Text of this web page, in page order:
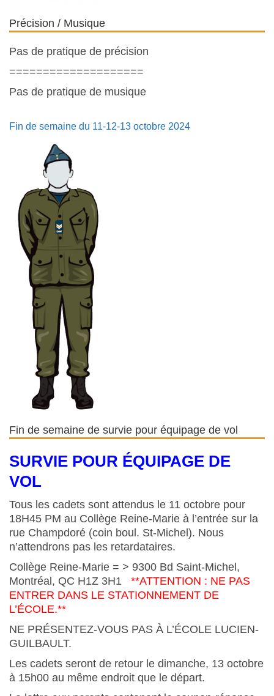
Précision / Musique
Pas de pratique de précision
====================
Pas de pratique de musique
Fin de semaine du 11-12-13 octobre 2024
Fin de semaine de survie pour équipage de vol
SURVIE POUR ÉQUIPAGE DE
VOL
Tous les cadets sont attendus le 11 octobre pour
18H45 PM au Collège Reine-Marie à l’entrée sur la
rue Champdoré (coin boul. St-Michel). Nous
n’attendrons pas les retardataires.
Collège Reine-Marie = > 9300 Bd Saint-Michel,
Montréal, QC H1Z 3H1 **ATTENTION : NE PAS
ENTRER DANS LE STATIONNEMENT DE
L’ÉCOLE.**
NE PRÉSENTEZ-VOUS PAS À L’ÉCOLE LUCIEN-
GUILBAULT.
Les cadets seront de retour le dimanche, 13 octobre
à 15h00 au même endroit que le départ.